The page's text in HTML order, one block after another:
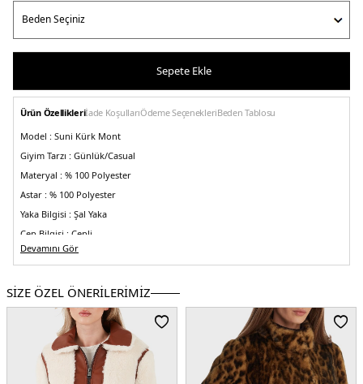
Sepete Ekle
Ürün Özellikleriİade KoşullarıÖdeme SeçenekleriBeden Tablosu
Model : Suni Kürk Mont
Giyim Tarzı : Günlük/Casual
Materyal : % 100 Polyester
Astar : % 100 Polyester
Yaka Bilgisi : Şal Yaka
Cep Bilgisi : Cepli
Kol Bilgisi :Uzun Kol
Detay :-Model S beden giymektedir-Toplam uzunluk 54,99 cm /21,65 in.
uzunluğu 64,01 cm / 25,2 in.
Üretim Yeri :Çin
5DE2W0BL0NWDCH0JBLK.07
Devamını Gör
SİZE ÖZEL ÖNERİLERİMİZ